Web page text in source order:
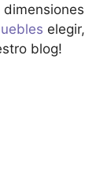
elegir,
blog!